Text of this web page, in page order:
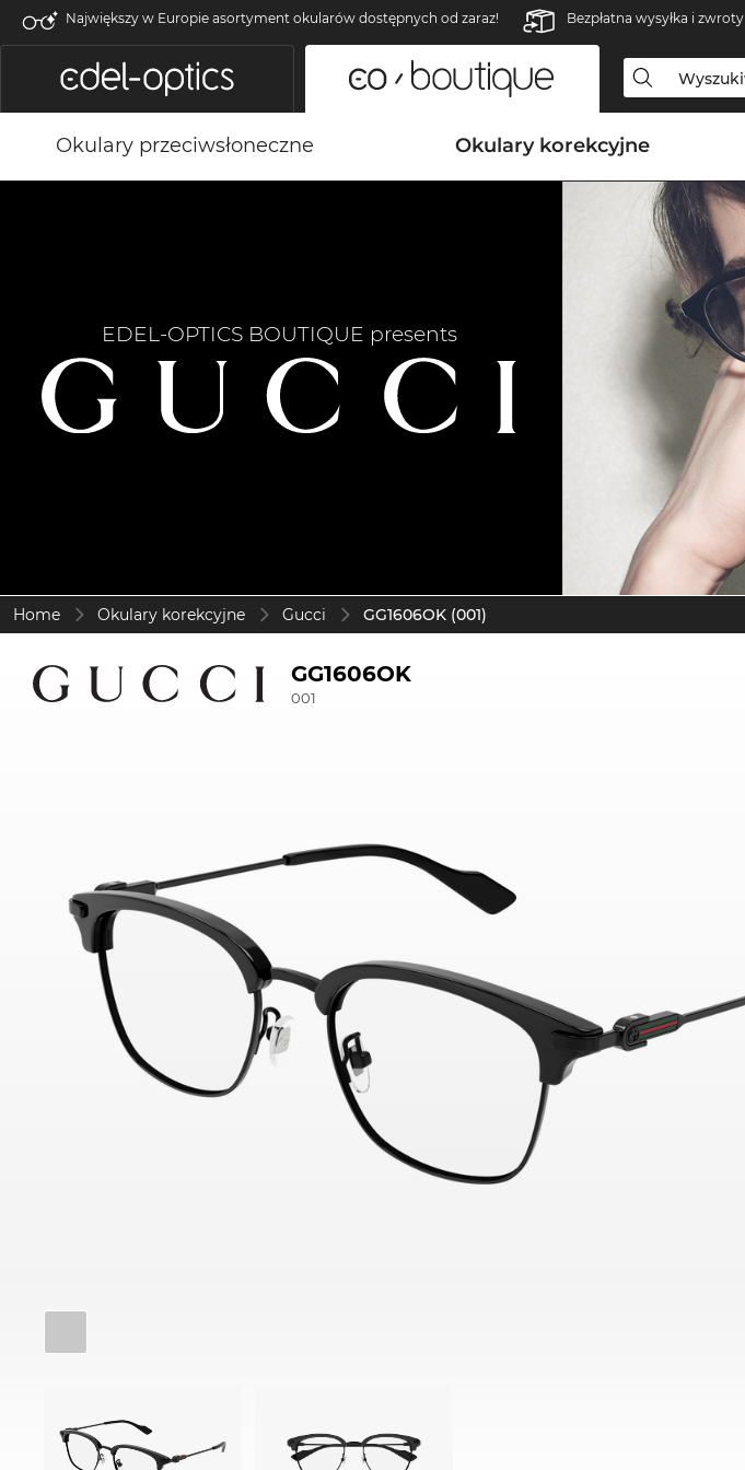
Największy w Europie asortyment okularów dostępnych od zaraz! Bezpłatna wysyłka i zwroty
Okulary przeciwsłoneczne Okulary korekcyjne
EDEL-OPTICS BOUTIQUE presents
Home Okulary korekcyjne Gucci GG1606OK (001)
GG1606OK
001